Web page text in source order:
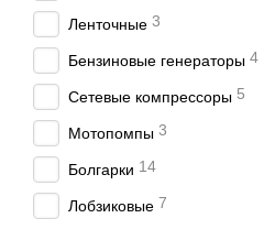
Ленточные 3
Бензиновые генераторы 4
Сетевые компрессоры 5
Мотопомпы 3
Болгарки 14
Лобзиковые 7